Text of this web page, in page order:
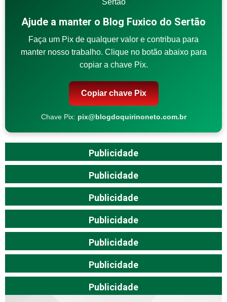
Ajude a manter o Blog Fuxico do Sertão
Faça um Pix de qualquer valor e contribua para
manter nosso trabalho. Clique no botão abaixo para
copiar a chave Pix.
Copiar chave Pix
Chave Pix: pix@blogdoquirinoneto.com.br
Publicidade
Publicidade
Publicidade
Publicidade
Publicidade
Publicidade
Publicidade